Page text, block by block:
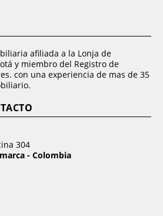
afiliada a la Lonja de
y miembro del Registro de
con una experiencia de mas de 35
304
- Colombia